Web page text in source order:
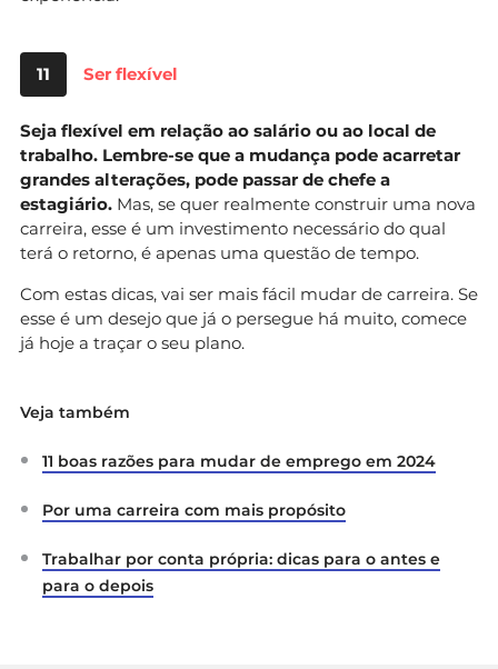
11 Ser flexível
Seja flexível em relação ao salário ou ao local de
trabalho. Lembre-se que a mudança pode acarretar
grandes alterações, pode passar de chefe a
estagiário. Mas, se quer realmente construir uma nova
carreira, esse é um investimento necessário do qual
terá o retorno, é apenas uma questão de tempo.
Com estas dicas, vai ser mais fácil mudar de carreira. Se
esse é um desejo que já o persegue há muito, comece
já hoje a traçar o seu plano.
Veja também
11 boas razões para mudar de emprego em 2024
Por uma carreira com mais propósito
Trabalhar por conta própria: dicas para o antes e
para o depois